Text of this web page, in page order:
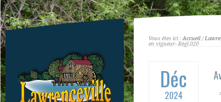
Vous êtes ici :Accueil/
en vigueur- Règl.020
Déc
2024